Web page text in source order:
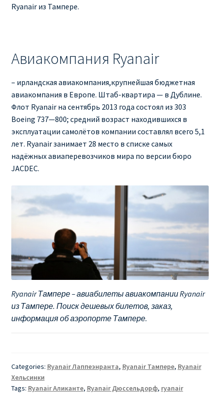
Ryanair из Тампере.
Авиакомпания Ryanair
– ирландская авиакомпания,крупнейшая бюджетная
авиакомпания в Европе. Штаб-квартира — в Дублине.
Флот Ryanair на сентябрь 2013 года состоял из 303
Boeing 737—800; средний возраст находившихся в
эксплуатации самолётов компании составлял всего 5,1
лет. Ryanair занимает 28 место в списке самых
надёжных авиаперевозчиков мира по версии бюро
JACDEC.
Ryanair Тампере – авиабилеты авиакомпании Ryanair
из Тампере. Поиск дешевых билетов, заказ,
информация об аэропорте Тампере.
Categories: Ryanair Лаппеэнранта, Ryanair Тампере, Ryanair
Хельсинки
Tags: Ryanair Аликанте, Ryanair Дюссельдорф, ryanair